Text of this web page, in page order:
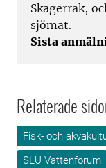
Skagerrak,
sjömat.
Sista
Relaterade
Fisk- och
SLU Vattenforum